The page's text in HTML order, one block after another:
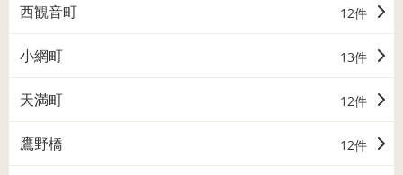
西観音町 12件
小網町 13件
天満町 12件
鷹野橋 12件